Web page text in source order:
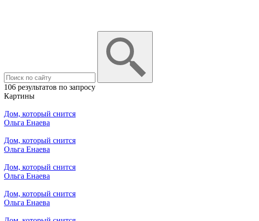
106 результатов по запросу
Картины
Дом, который снится
Ольга Енаева
Дом, который снится
Ольга Енаева
Дом, который снится
Ольга Енаева
Дом, который снится
Ольга Енаева